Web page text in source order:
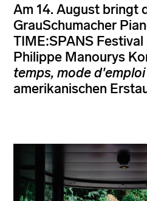
Am 14. August bringt
GrauSchumacher
TIME:SPANS
Philippe Manourys
temps, mode d'emploi
amerikanischen